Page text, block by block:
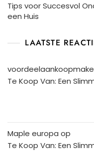
Tips voor Succesvol
een Huis
LAATSTE
Te Koop Van: Een
Maple europa op
Te Koop Van: Een